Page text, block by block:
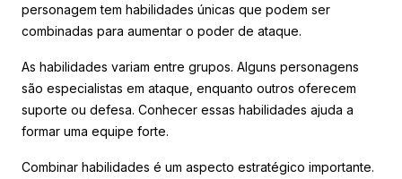
personagem tem habilidades únicas que podem ser
combinadas para aumentar o poder de ataque.
As habilidades variam entre grupos. Alguns personagens
são especialistas em ataque, enquanto outros oferecem
suporte ou defesa. Conhecer essas habilidades ajuda a
formar uma equipe forte.
Combinar habilidades é um aspecto estratégico importante.